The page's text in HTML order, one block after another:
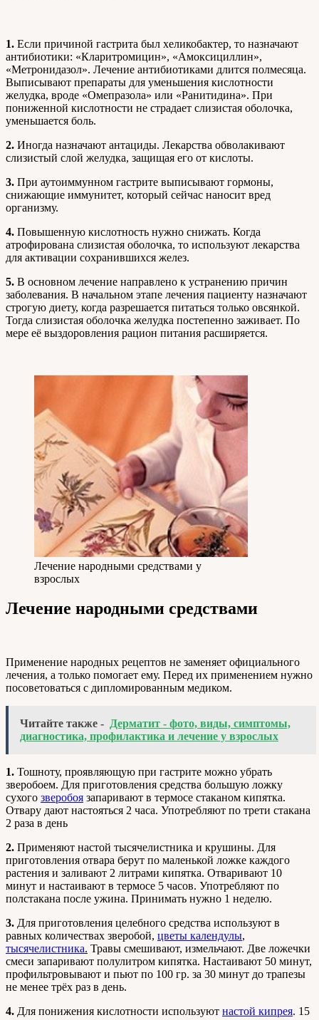
1. Если причиной гастрита был хеликобактер, то назначают
антибиотики: «Кларитромицин», «Амоксициллин»,
«Метронидазол». Лечение антибиотиками длится полмесяца.
Выписывают препараты для уменьшения кислотности
желудка, вроде «Омепразола» или «Ранитидина». При
пониженной кислотности не страдает слизистая оболочка,
уменьшается боль.
2. Иногда назначают антациды. Лекарства обволакивают
слизистый слой желудка, защищая его от кислоты.
3. При аутоиммунном гастрите выписывают гормоны,
снижающие иммунитет, который сейчас наносит вред
организму.
4. Повышенную кислотность нужно снижать. Когда
атрофирована слизистая оболочка, то используют лекарства
для активации сохранившихся желез.
5. В основном лечение направлено к устранению причин
заболевания. В начальном этапе лечения пациенту назначают
строгую диету, когда разрешается питаться только овсянкой.
Тогда слизистая оболочка желудка постепенно заживает. По
мере её выздоровления рацион питания расширяется.
Лечение народными средствами у
взрослых
Лечение народными средствами
Применение народных рецептов не заменяет официального
лечения, а только помогает ему. Перед их применением нужно
посоветоваться с дипломированным медиком.
Читайте также - Дерматит - фото, виды, симптомы,
диагностика, профилактика и лечение у взрослых
1. Тошноту, проявляющую при гастрите можно убрать
зверобоем. Для приготовления средства большую ложку
сухого зверобоя запаривают в термосе стаканом кипятка.
Отвару дают настояться 2 часа. Употребляют по трети стакана
2 раза в день
2. Применяют настой тысячелистника и крушины. Для
приготовления отвара берут по маленькой ложке каждого
растения и заливают 2 литрами кипятка. Отваривают 10
минут и настаивают в термосе 5 часов. Употребляют по
полстакана после ужина. Принимать нужно 1 неделю.
3. Для приготовления целебного средства используют в
равных количествах зверобой, цветы календулы,
тысячелистника. Травы смешивают, измельчают. Две ложечки
смеси запаривают полулитром кипятка. Настаивают 50 минут,
профильтровывают и пьют по 100 гр. за 30 минут до трапезы
не менее трёх раз в день.
4. Для понижения кислотности используют настой кипрея. 15